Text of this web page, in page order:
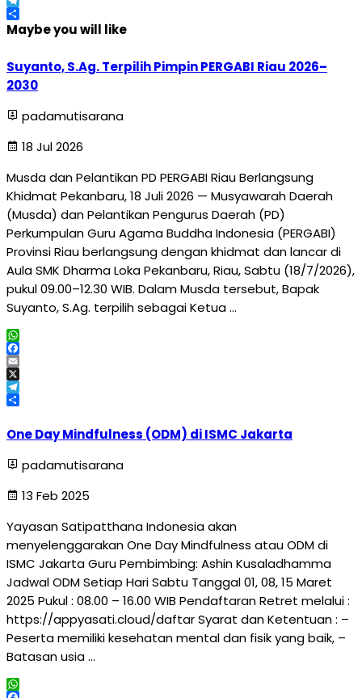
Telegram
Share
Maybe you will like
Suyanto, S.Ag. Terpilih Pimpin PERGABI Riau 2026–
2030
padamutisarana
18 Jul 2026
Musda dan Pelantikan PD PERGABI Riau Berlangsung
Khidmat Pekanbaru, 18 Juli 2026 — Musyawarah Daerah
(Musda) dan Pelantikan Pengurus Daerah (PD)
Perkumpulan Guru Agama Buddha Indonesia (PERGABI)
Provinsi Riau berlangsung dengan khidmat dan lancar di
Aula SMK Dharma Loka Pekanbaru, Riau, Sabtu (18/7/2026),
pukul 09.00–12.30 WIB. Dalam Musda tersebut, Bapak
Suyanto, S.Ag. terpilih sebagai Ketua …
WhatsApp
Facebook
Email
X
Telegram
One Day Mindfulness (ODM) di ISMC Jakarta
padamutisarana
13 Feb 2025
Yayasan Satipatthana Indonesia akan
menyelenggarakan One Day Mindfulness atau ODM di
ISMC Jakarta Guru Pembimbing: Ashin Kusaladhamma
Jadwal ODM Setiap Hari Sabtu Tanggal 01, 08, 15 Maret
2025 Pukul : 08.00 – 16.00 WIB Pendaftaran Retret melalui :
https://appyasati.cloud/daftar Syarat dan Ketentuan : –
Peserta memiliki kesehatan mental dan fisik yang baik, –
Batasan usia …